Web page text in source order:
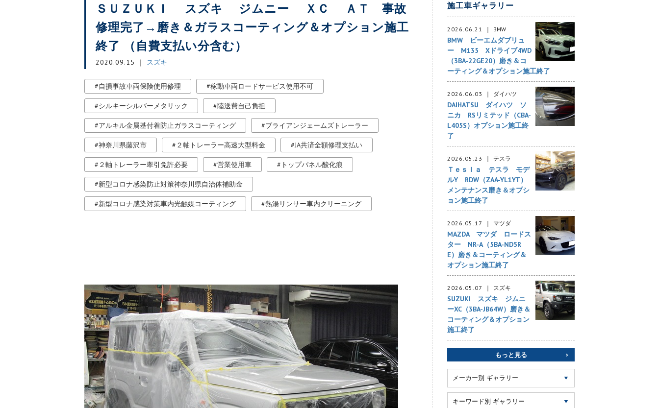
ＳＵＺＵＫＩ スズキ ジムニー ＸＣ ＡＴ 事故
修理完了→磨き＆ガラスコーティング＆オプション施工
終了 （自費支払い分含む）
2020.09.15 スズキ
自損事故車両保険使用修理 稼動車両ロードサービス使用不可
シルキーシルバーメタリック 陸送費自己負担
アルキル金属基付着防止ガラスコーティング ブライアンジェームズトレーラー
神奈川県藤沢市 ２軸トレーラー高速大型料金 JA共済全額修理支払い
２軸トレーラー牽引免許必要 営業使用車 トップパネル酸化痕
新型コロナ感染防止対策神奈川県自治体補助金
新型コロナ感染対策車内光触媒コーティング 熱湯リンサー車内クリーニング
施工車ギャラリー
2026.06.21 BMW
BMW ビーエムダブリュ
ー M135 Xドライブ4WD
（3BA-22GE20）磨き＆コ
ーティング＆オプション施工終了
2026.06.03 ダイハツ
DAIHATSU ダイハツ ソ
ニカ RSリミテッド（CBA-
L405S）オプション施工終
了
2026.05.23 テスラ
Ｔｅｓｌａ テスラ モデ
ルY RDW（ZAA-YL1YT）
メンテナンス磨き＆オプシ
ョン施工終了
2026.05.17 マツダ
MAZDA マツダ ロードス
ター NR-A（5BA-ND5R
E）磨き＆コーティング＆
オプション施工終了
2026.05.07 スズキ
SUZUKI スズキ ジムニ
ーXC（3BA-JB64W）磨き＆
コーティング＆オプション
施工終了
もっと見る